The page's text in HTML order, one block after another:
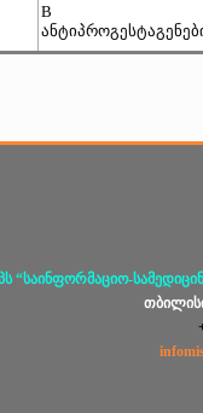
B
“საინფორმაციო-